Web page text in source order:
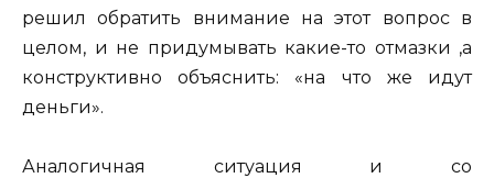
решил обратить внимание на этот вопрос в
целом, и не придумывать какие-то отмазки ,а
конструктивно объяснить: «на что же идут
деньги».
Аналогичная ситуация и со